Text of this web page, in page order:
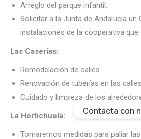
Arreglo del parque infantil.
Solicitar a la Junta de Andalucía un
instalaciones de la cooperativa que
Las Caserías:
Remodelación de calles.
Renovación de tuberías en las
Cuidado y limpieza de los
La Hortichuela:
Tomaremos medidas para paliar
Contacta con